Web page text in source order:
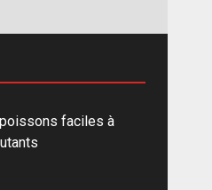
faciles à